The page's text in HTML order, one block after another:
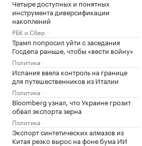
Четыре доступных и понятных
инструмента диверсификации
накоплений
РБК и Сбер
Трамп попросил уйти с заседания
Госдепа раньше, чтобы «вести войну»
Политика
Испания ввела контроль на границе
для путешественников из Италии
Политика
Bloomberg узнал, что Украине грозит
обвал экспорта зерна
Политика
Экспорт синтетических алмазов из
Китая резко вырос на фоне бума ИИ